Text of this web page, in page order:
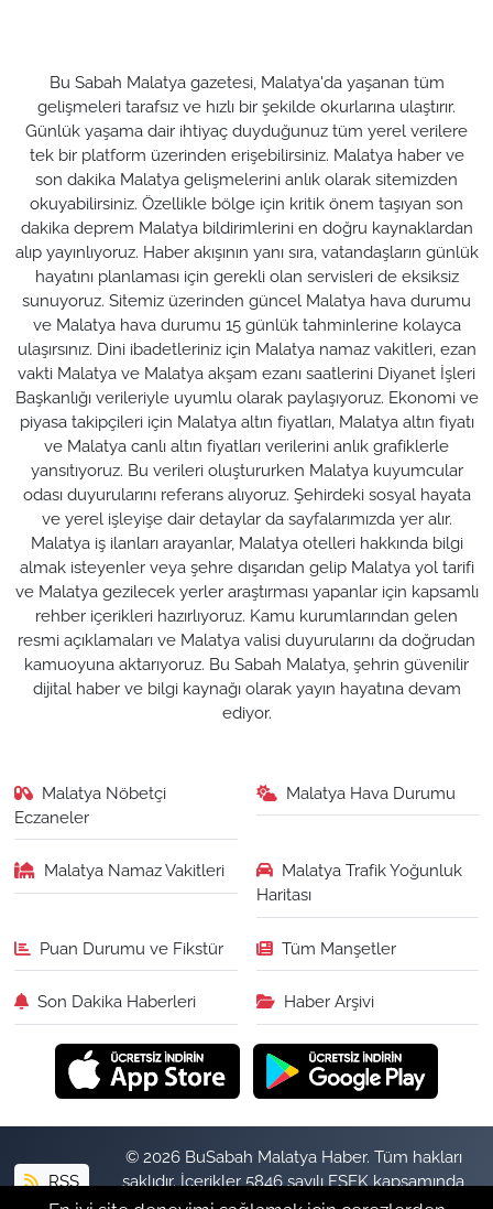
Bu Sabah Malatya gazetesi, Malatya'da yaşanan tüm
gelişmeleri tarafsız ve hızlı bir şekilde okurlarına ulaştırır.
Günlük yaşama dair ihtiyaç duyduğunuz tüm yerel verilere
tek bir platform üzerinden erişebilirsiniz. Malatya haber ve
son dakika Malatya gelişmelerini anlık olarak sitemizden
okuyabilirsiniz. Özellikle bölge için kritik önem taşıyan son
dakika deprem Malatya bildirimlerini en doğru kaynaklardan
alıp yayınlıyoruz. Haber akışının yanı sıra, vatandaşların günlük
hayatını planlaması için gerekli olan servisleri de eksiksiz
sunuyoruz. Sitemiz üzerinden güncel Malatya hava durumu
ve Malatya hava durumu 15 günlük tahminlerine kolayca
ulaşırsınız. Dini ibadetleriniz için Malatya namaz vakitleri, ezan
vakti Malatya ve Malatya akşam ezanı saatlerini Diyanet İşleri
Başkanlığı verileriyle uyumlu olarak paylaşıyoruz. Ekonomi ve
piyasa takipçileri için Malatya altın fiyatları, Malatya altın fiyatı
ve Malatya canlı altın fiyatları verilerini anlık grafiklerle
yansıtıyoruz. Bu verileri oluştururken Malatya kuyumcular
odası duyurularını referans alıyoruz. Şehirdeki sosyal hayata
ve yerel işleyişe dair detaylar da sayfalarımızda yer alır.
Malatya iş ilanları arayanlar, Malatya otelleri hakkında bilgi
almak isteyenler veya şehre dışarıdan gelip Malatya yol tarifi
ve Malatya gezilecek yerler araştırması yapanlar için kapsamlı
rehber içerikleri hazırlıyoruz. Kamu kurumlarından gelen
resmi açıklamaları ve Malatya valisi duyurularını da doğrudan
kamuoyuna aktarıyoruz. Bu Sabah Malatya, şehrin güvenilir
dijital haber ve bilgi kaynağı olarak yayın hayatına devam
ediyor.
Malatya Nöbetçi
Eczaneler
Malatya Hava Durumu
Malatya Namaz Vakitleri
Malatya Trafik Yoğunluk
Haritası
Puan Durumu ve Fikstür Tüm Manşetler
Son Dakika Haberleri Haber Arşivi
RSS
© 2026 BuSabah Malatya Haber. Tüm hakları
saklıdır. İçerikler 5846 sayılı FSEK kapsamında
izinsiz kopyalanamaz.